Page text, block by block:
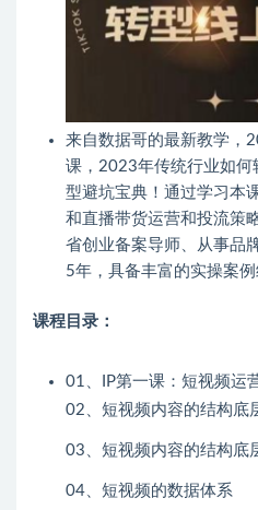
来自数据哥的最新教学，
课，2023年传统行业如
型避坑宝典！通过学习本
和直播带货运营和投流策
省创业备案导师、从事品
5年，具备丰富的实操案例
课程目录：
01、IP第一课：短视频运
02、短视频内容的结构底
03、短视频内容的结构底
04、短视频的数据体系